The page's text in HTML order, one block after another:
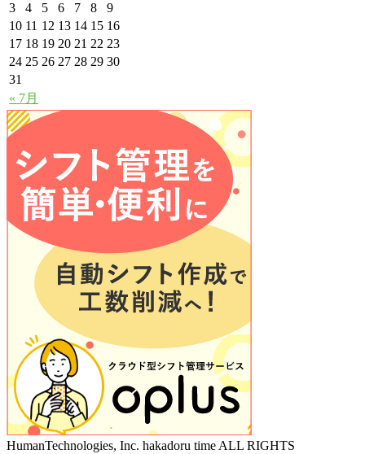
« 7月
3
4 5 6 7 8
9
10 11 12 13 14 15 16
17 18 19 20 21 22 23
24 25 26 27 28 29 30
31
HumanTechnologies, Inc. hakadoru time ALL RIGHTS